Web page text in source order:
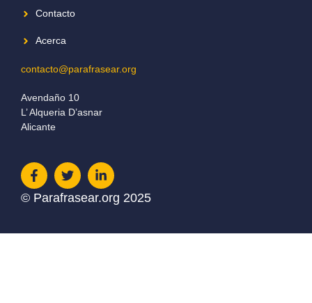
Contacto
Acerca
contacto@parafrasear.org
Avendaño 10
L’ Alqueria D’asnar
Alicante
© Parafrasear.org 2025